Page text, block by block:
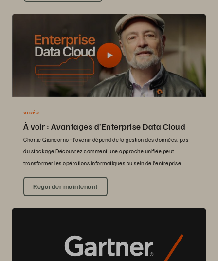
VIDÉO
À voir : Avantages d’Enterprise Data Cloud
Charlie Giancarno : l’avenir dépend de la gestion des données, pas
du stockage Découvrez comment une approche unifiée peut
transformer les opérations informatiques au sein de l’entreprise
Regarder maintenant